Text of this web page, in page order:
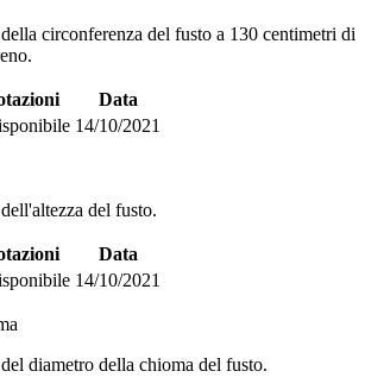
circonferenza del fusto a 130 centimetri di
Data
14/10/2021
del fusto.
Data
14/10/2021
diametro della chioma del fusto.